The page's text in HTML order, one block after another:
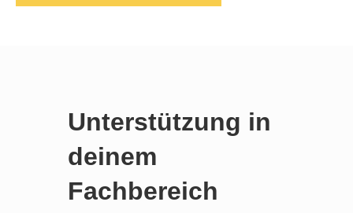
Unterstützung in
deinem
Fachbereich